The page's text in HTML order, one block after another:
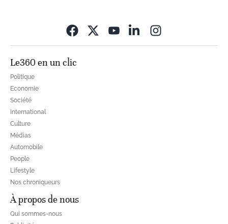
Le360 en un clic
Politique
Economie
Société
International
Culture
Médias
Automobile
People
Lifestyle
Nos chroniqueurs
À propos de nous
Qui sommes-nous